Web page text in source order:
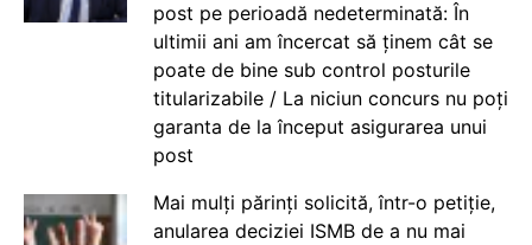
post pe perioadă nedeterminată: În
ultimii ani am încercat să ținem cât se
poate de bine sub control posturile
titularizabile / La niciun concurs nu poți
garanta de la început asigurarea unui
post
Mai mulți părinți solicită, într-o petiție,
anularea deciziei ISMB de a nu mai